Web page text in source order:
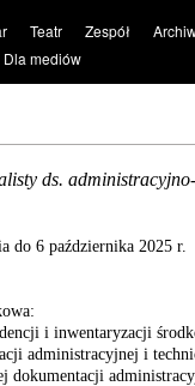
Dla mediów
Teatr Zespół
ds.
do 6 października 2025 r.
i inwentaryzacji
administracyjnej i
dokumentacji